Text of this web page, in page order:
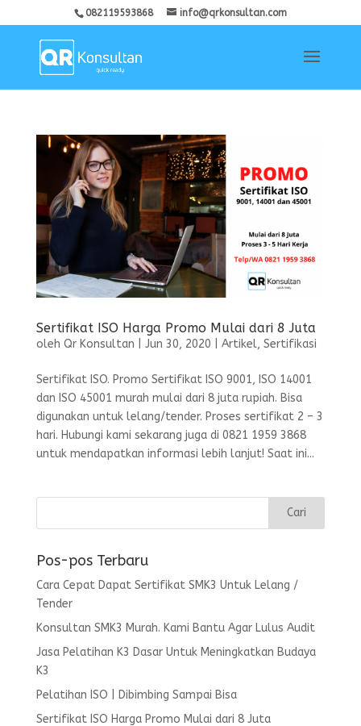
082119593868 info@qrkonsultan.com
Sertifikat ISO Harga Promo Mulai dari 8 Juta
oleh Qr Konsultan Jun 30, 2020 Artikel, Sertifikasi
Sertifikat ISO. Promo Sertifikat ISO 9001, ISO 14001
dan ISO 45001 murah mulai dari 8 juta rupiah. Bisa
digunakan untuk lelang/tender. Proses sertifikat 2 – 3
hari. Hubungi kami sekarang juga di 0821 1959 3868
untuk mendapatkan informasi lebih lanjut! Saat ini...
Pos-pos Terbaru
Cara Cepat Dapat Sertifikat SMK3 Untuk Lelang /
Tender
Konsultan SMK3 Murah. Kami Bantu Agar Lulus Audit
Jasa Pelatihan K3 Dasar Untuk Meningkatkan Budaya
K3
Pelatihan ISO | Dibimbing Sampai Bisa
Sertifikat ISO Harga Promo Mulai dari 8 Juta